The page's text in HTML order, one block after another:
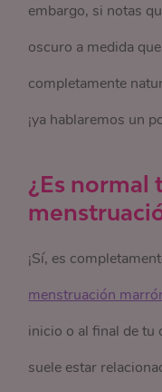
embargo, si notas
oscuro a medida
completamente
¡ya hablaremos un
¿Es normal
¡Sí, es
menstruación
inicio o al final de tu
suele estar